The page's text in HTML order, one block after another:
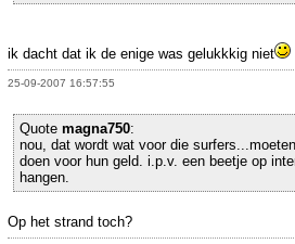
ik dacht dat ik de enige was gelukkkig niet
25-09-2007 16:57:55
Quote magna750:
nou, dat wordt wat voor die
doen voor hun geld. i.p.v. een beetje op
hangen.
Op het strand toch?